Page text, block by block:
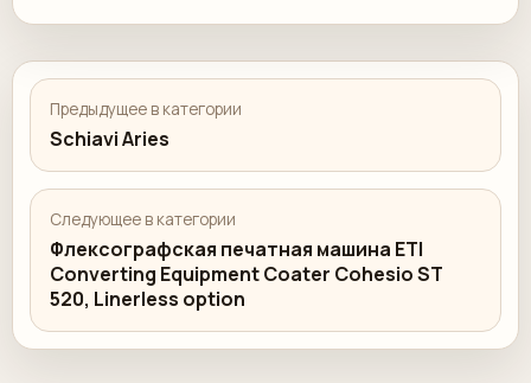
Предыдущее в категории
Schiavi Aries
Следующее в категории
Флексографская печатная машина ETI
Converting Equipment Coater Cohesio ST
520, Linerless option